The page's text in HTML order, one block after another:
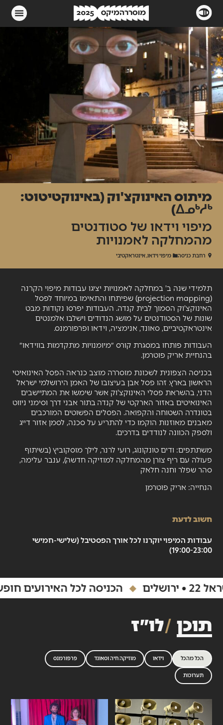
רחבת כניסה מיפוי וידאו, אינטראקטיבי
מיתוס האינוקצ'וק (באינוקטיטוט:
ᐃᓄᒃᓱᒃ)
מיפוי וידאו של סטודנטים
מהמחלקה לאמנויות
תלמידי שנה ב' במחלקה לאמנויות יציגו עבודות מיפוי הקרנה
(projection mapping) שפיתחו והתאימו במיוחד לפסל
האינוקצ'וק הסמוך לבית קנדה. העבודות יפרסו נקודות מבט
שונות של הסטודנטים על מושג הנדודים וישלבו אלמנטים
אינטראקטיביים, סאונד, אנימציה, וידאו ופרפורמנס.
העבודות פותחו במסגרת קורס ״מיומנויות מתקדמות בווידאו״
בהנחיית אריק פוטרמן.
בכניסה הצפונית לשכונת מוסררה מוצב כנראה הפסל האינואיטי
הראשון בארץ. זהו פסל אבן בעיצובו של האמן הירושלמי ישראל
הדני, בהשראת פסלי האינוקצ'וק אשרשימשו את המתיישבים
האינואיטיםבאזור הארקטי של קנדה בתור אבני דרך וסימני ניווט
בטונדרה השטוחה והקפואה. הפסלים הפשוטים המורכבים
מאבנים מאוזנות הוקמו כדי להתריע על סכנה, לסמן אזור דייג
ולספק הכוונה לנודדים בדרכים.
משתתפים: ודים טונקונוג, רועי לרנר, לילך מוסקוביץ (בשיתוף
פעולה עם ריף צורן מהמחלקה למוזיקה חדשה), ענבר עלימה,
סהר שפלר וחנה חלאק
הנחייה: אריק פוטרמן
חשוב לדעת
עבודות המיפוי יוקרנו לכל אורך הפסטיבל (שלישי-חמישי
19:00-23:00)
הכניסה לכל האירועים חופשית
תוכן לו״ז
הכל מהכל וידאו מוזיקה חיה וסאונד פרפורמנס
תערוכות